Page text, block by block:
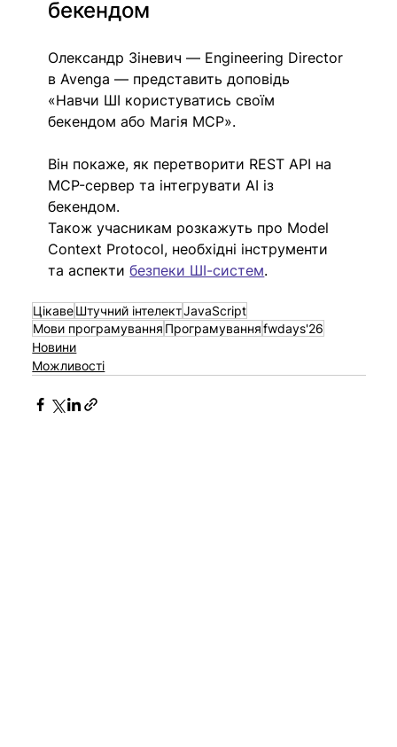
бекендом
Олександр Зіневич — Engineering Director
в Avenga — представить доповідь
«Навчи ШІ користуватись своїм
бекендом або Магія MCP».
Він покаже, як перетворити REST API на
MCP-сервер та інтегрувати AI із
бекендом.
Також учасникам розкажуть про Model
Context Protocol, необхідні інструменти
та аспекти безпеки ШІ-систем.
ЦікавеШтучний інтелектJavaScript
Мови програмування Програмуванняfwdays'26
Новини
Можливості